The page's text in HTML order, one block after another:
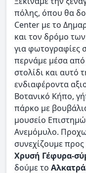
πόλης, όπου θα
Center με το
και τον δρόμο
για φωτογραφίες
περνάμε μέσα από
στολίδι και αυτό
ενδιαφέροντα
Βοτανικό Κήπο,
πάρκο με
μουσείο
Ανεμόμυλο.
συνεχίζουμε προς
Χρυσή Γέφυρα-
δούμε το